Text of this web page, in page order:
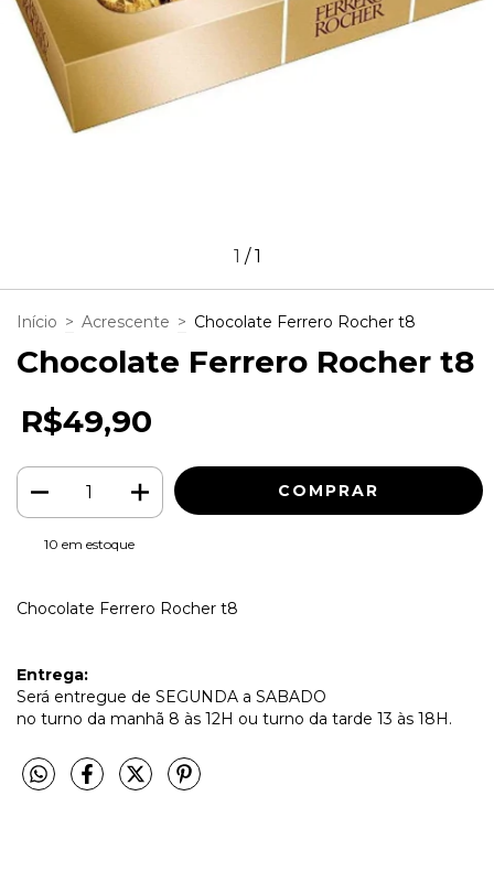
1 /1
Início > Acrescente > Chocolate Ferrero Rocher t8
Chocolate Ferrero Rocher t8
R$49,90
10 em estoque
Chocolate Ferrero Rocher t8
Entrega:
Será entregue de SEGUNDA a SABADO
no turno da manhã 8 às 12H ou turno da tarde 13 às 18H.